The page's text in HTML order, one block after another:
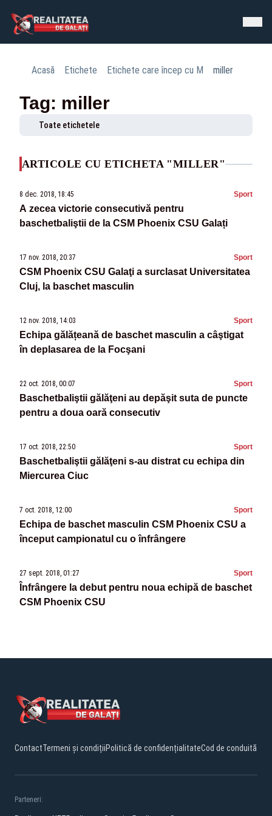
Acasă Etichete Etichete care încep cu M miller
Tag: miller
Toate etichetele
ARTICOLE CU ETICHETA "MILLER"
8 dec. 2018, 18:45 Sport
A zecea victorie consecutivă pentru
baschetbaliştii de la CSM Phoenix CSU Galați
17 nov. 2018, 20:37 Sport
CSM Phoenix CSU Galaţi a surclasat Universitatea
Cluj, la baschet masculin
12 nov. 2018, 14:03 Sport
Echipa gălățeană de baschet masculin a câştigat
în deplasarea de la Focşani
22 oct. 2018, 00:07 Sport
Baschetbaliştii gălăţeni au depăşit suta de puncte
pentru a doua oară consecutiv
17 oct. 2018, 22:50 Sport
Baschetbaliştii gălăţeni s-au distrat cu echipa din
Miercurea Ciuc
7 oct. 2018, 12:00 Sport
Echipa de baschet masculin CSM Phoenix CSU a
început campionatul cu o înfrângere
27 sept. 2018, 01:27 Sport
Înfrângere la debut pentru noua echipă de baschet
CSM Phoenix CSU
ContactTermeni și condițiiPolitică de confidențialitateCod de conduită
Parteneri: